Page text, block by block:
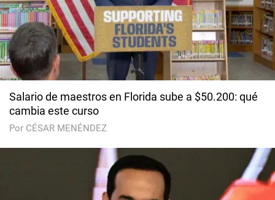
Salario de maestros en Florida sube a $50.200: qué
cambia este curso
Por CÉSAR MENÉNDEZ